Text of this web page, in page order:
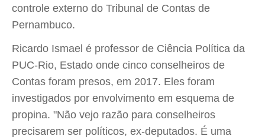
controle externo do Tribunal de Contas de
Pernambuco.
Ricardo Ismael é professor de Ciência Política da
PUC-Rio, Estado onde cinco conselheiros de
Contas foram presos, em 2017. Eles foram
investigados por envolvimento em esquema de
propina. "Não vejo razão para conselheiros
precisarem ser políticos, ex-deputados. É uma